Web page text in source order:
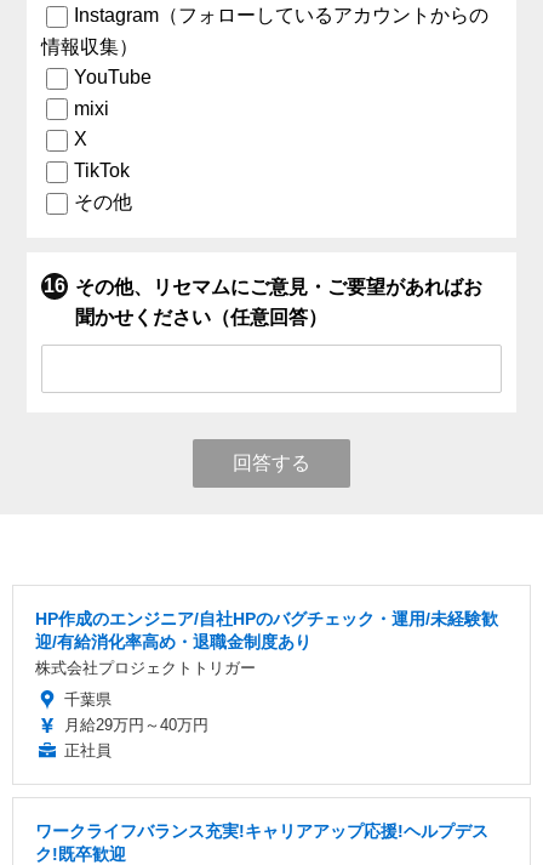
Instagram（フォローしているアカウントからの
情報収集）
YouTube
mixi
X
TikTok
その他
その他、リセマムにご意見・ご要望があればお
聞かせください（任意回答）
回答する
HP作成のエンジニア/自社HPのバグチェック・運用/未経験歓
迎/有給消化率高め・退職金制度あり
株式会社プロジェクトトリガー
千葉県
月給29万円～40万円
正社員
ワークライフバランス充実!キャリアアップ応援!ヘルプデス
ク!既卒歓迎